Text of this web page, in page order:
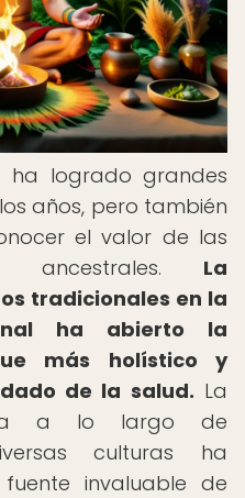
ha logrado grandes
años, pero también
el valor de las
ancestrales. La
tradicionales en la
ha abierto la
más holístico y
de la salud. La
a lo largo de
culturas ha
invaluable de